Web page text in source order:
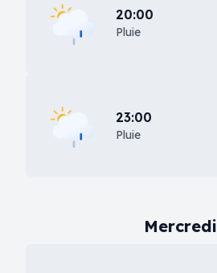
20:00
Pluie
23:00
Pluie
Mercredi